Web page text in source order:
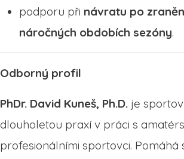
podporu při návratu po
náročných obdobích sezóny.
Odborný profil
PhDr. David Kuneš, Ph.D. je
dlouholetou praxí v práci s
profesionálními sportovci. Pomáhá